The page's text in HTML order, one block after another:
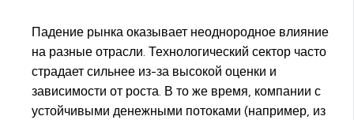
Падение рынка оказывает неоднородное влияние
на разные отрасли. Технологический сектор часто
страдает сильнее из-за высокой оценки и
зависимости от роста. В то же время, компании с
устойчивыми денежными потоками (например, из